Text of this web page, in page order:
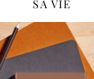
SA VIE